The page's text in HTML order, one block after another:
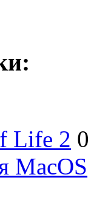
Life 2 0
MacOS